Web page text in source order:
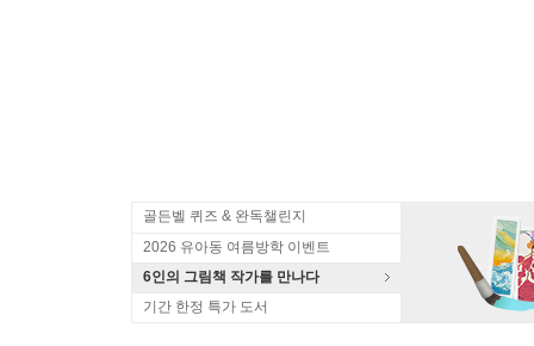
골든벨 퀴즈 & 완독챌린지
2026 유아동 여름방학 이벤트
6인의 그림책 작가를 만나다
기간 한정 특가 도서